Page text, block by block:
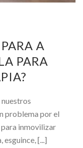
A
PARA
nuestros
problema por el
para inmovilizar
esguince, [...]